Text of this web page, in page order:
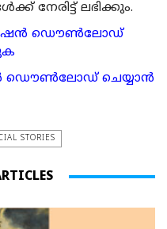
നേരിട്ട് ലഭിക്കും.
ഡൌണ്‍ലോഡ്
ചെയ്യാന്‍
STORIES